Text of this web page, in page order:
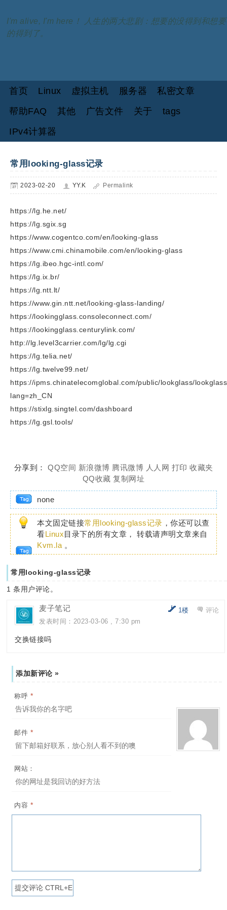
I'm alive, I'm here！ 人生的两大悲剧：想要的没得到和想要
的得到了。
首页 Linux 虚拟主机 服务器
私密文章
帮助FAQ
其他 广告文件 关于
tags
IPv4计算器
常用looking-glass记录
2023-02-20 YY.K Permalink
https://lg.he.net/
https://lg.sgix.sg
https://www.cogentco.com/en/looking-glass
https://www.cmi.chinamobile.com/en/looking-glass
https://lg.ibeo.hgc-intl.com/
https://lg.ix.br/
https://lg.ntt.lt/
https://www.gin.ntt.net/looking-glass-landing/
https://lookingglass.consoleconnect.com/
https://lookingglass.centurylink.com/
http://lg.level3carrier.com/lg/lg.cgi
https://lg.telia.net/
https://lg.twelve99.net/
https://ipms.chinatelecomglobal.com/public/lookglass/
lang=zh_CN
https://stixlg.singtel.com/dashboard
https://lg.gsl.tools/
分享到： QQ空间 新浪微博 腾讯微博 人人网 打印 收藏夹
QQ收藏 复制网址
none
本文固定链接常用looking-glass记录 ，你还可以查
看Linux目录下的所有文章， 转载请声明文章来自
Kvm.la 。
常用looking-glass记录
1 条用户评论。
麦子笔记
评论
发表时间：2023-03-06 , 7:30 pm
1楼
交换链接吗
添加新评论 »
称呼 *
邮件 *
网站：
内容 *